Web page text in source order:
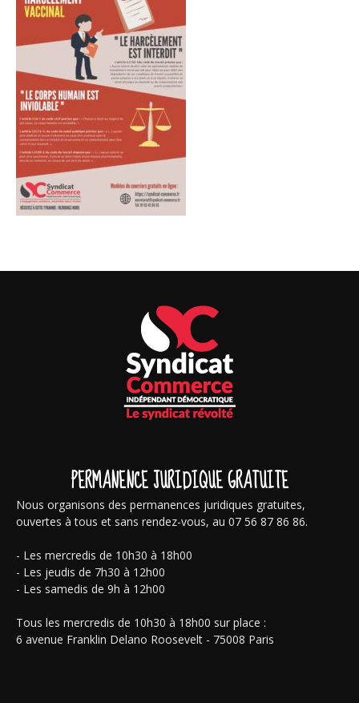
PERMANENCE JURIDIQUE GRATUITE
Nous organisons des permanences juridiques gratuites,
ouvertes à tous et sans rendez-vous, au 07 56 87 86 86.
- Les mercredis de 10h30 à 18h00
- Les jeudis de 7h30 à 12h00
- Les samedis de 9h à 12h00
Tous les mercredis de 10h30 à 18h00 sur place :
6 avenue Franklin Delano Roosevelt - 75008 Paris